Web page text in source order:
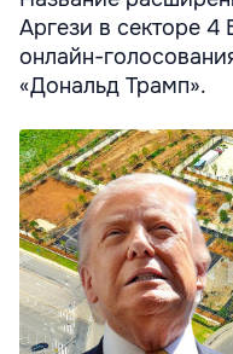
Аргези в секторе 4
онлайн-
«Дональд Трамп».